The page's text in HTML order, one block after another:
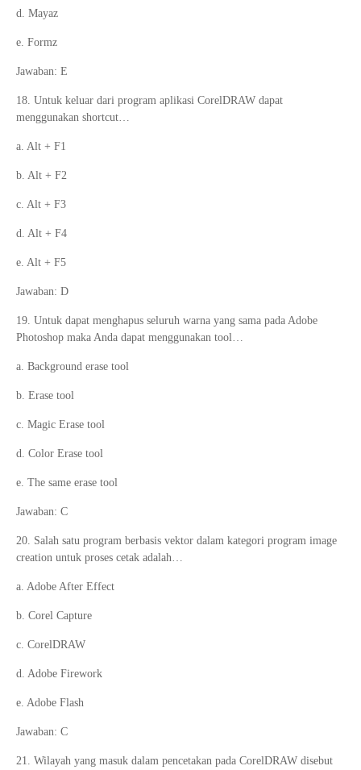
d. Mayaz
e. Formz
Jawaban: E
18. Untuk keluar dari program aplikasi CorelDRAW dapat
menggunakan shortcut…
a. Alt + F1
b. Alt + F2
c. Alt + F3
d. Alt + F4
e. Alt + F5
Jawaban: D
19. Untuk dapat menghapus seluruh warna yang sama pada Adobe
Photoshop maka Anda dapat menggunakan tool…
a. Background erase tool
b. Erase tool
c. Magic Erase tool
d. Color Erase tool
e. The same erase tool
Jawaban: C
20. Salah satu program berbasis vektor dalam kategori program image
creation untuk proses cetak adalah…
a. Adobe After Effect
b. Corel Capture
c. CorelDRAW
d. Adobe Firework
e. Adobe Flash
Jawaban: C
21. Wilayah yang masuk dalam pencetakan pada CorelDRAW disebut